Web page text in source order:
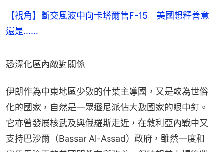
【視角】斷交風波中向卡塔爾售F-15 美國想釋善意
還是……
恐深化區內敵對關係
伊朗作為中東地區少數的什葉主導國，又是較為世俗
化的國家，自然是一眾遜尼派佔大數國家的眼中釘。
它亦曾發展核武及與俄羅斯走近，在敘利亞內戰中又
支持巴沙爾（Bassar Al-Assad）政府，雖然一度和